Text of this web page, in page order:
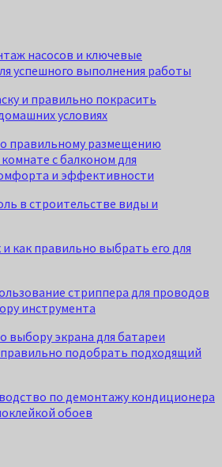
насосов и ключевые
успешного выполнения работы
и правильно покрасить
условиях
правильному размещению
с балконом для
и эффективности
в строительстве виды и
как правильно выбрать его для
стриппера для проводов
инструмента
выбору экрана для батареи
подобрать подходящий
по демонтажу кондиционера
обоев